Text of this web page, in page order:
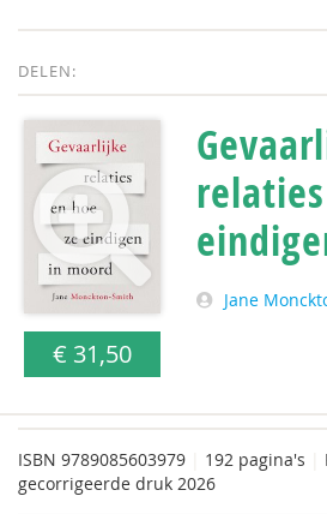
DELEN:
€ 31,50
Jane
ISBN 9789085603979 192 pagina's
gecorrigeerde druk 2026